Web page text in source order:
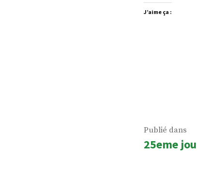
J’aime ça :
de
Publié dans
25eme